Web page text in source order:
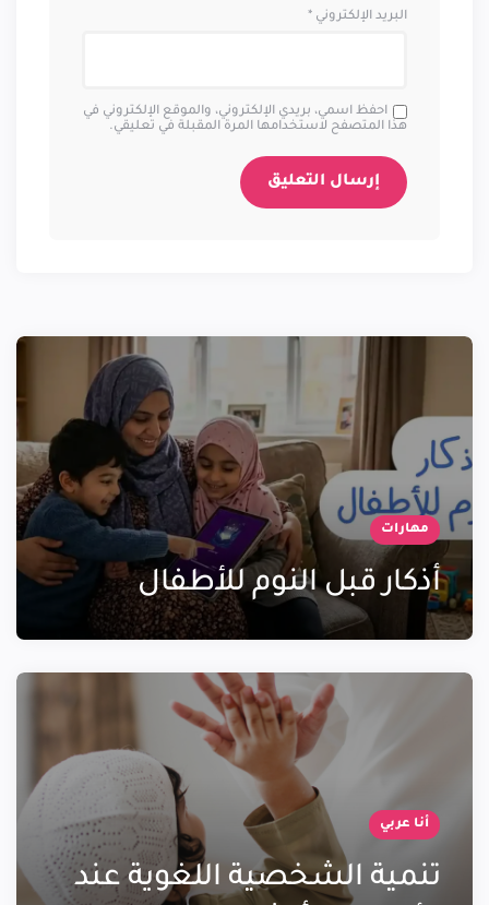
البريد الإلكتروني *
احفظ اسمي، بريدي الإلكتروني، والموقع الإلكتروني في
هذا المتصفح لاستخدامها المرة المقبلة في تعليقي.
مهارات
أذكار قبل النوم للأطفال
أنا عربي
تنمية الشخصية اللغوية عند